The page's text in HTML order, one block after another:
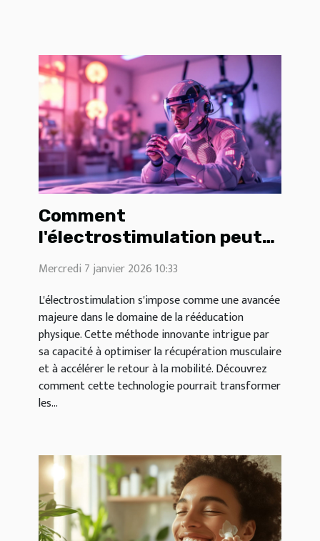
Comment
l'électrostimulation peut
révolutionner la
rééducation physique ?
Mercredi 7 janvier 2026 10:33
L'électrostimulation s'impose comme une avancée
majeure dans le domaine de la rééducation
physique. Cette méthode innovante intrigue par
sa capacité à optimiser la récupération musculaire
et à accélérer le retour à la mobilité. Découvrez
comment cette technologie pourrait transformer
les...